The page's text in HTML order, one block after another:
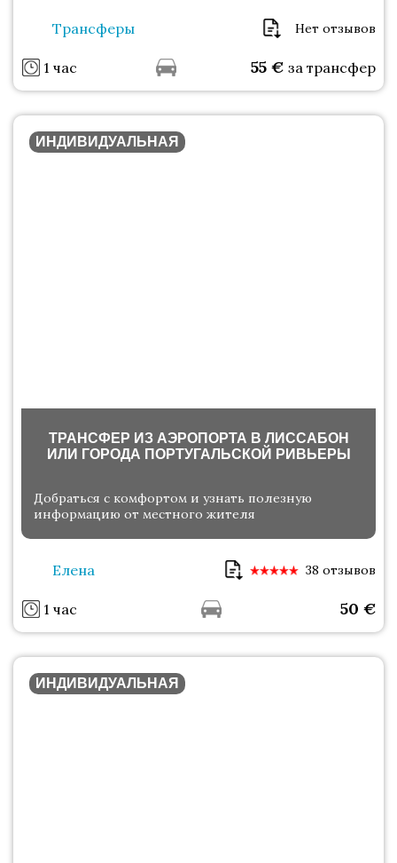
Трансферы Нет отзывов
1 час 55 € за трансфер
ИНДИВИДУАЛЬНАЯ
ТРАНСФЕР ИЗ АЭРОПОРТА В ЛИССАБОН
ИЛИ ГОРОДА ПОРТУГАЛЬСКОЙ РИВЬЕРЫ
Добраться с комфортом и узнать полезную
информацию от местного жителя
Елена 38 отзывов
1 час 50 €
ИНДИВИДУАЛЬНАЯ